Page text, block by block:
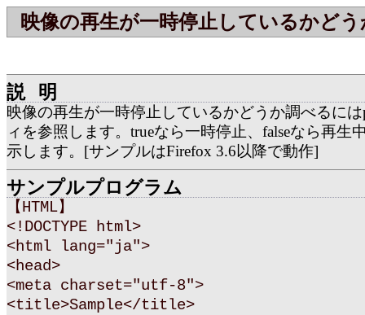
映像の再生が一時停止しているかど
説明
映像の再生が一時停止しているかどうか調べるには
ィを参照します。trueなら一時停止、falseなら再生
示します。[サンプルはFirefox 3.6以降で動作]
サンプルプログラム
【HTML】
<!DOCTYPE html>
<html lang="ja">
<head>
<meta charset="utf-8">
<title>Sample</title>